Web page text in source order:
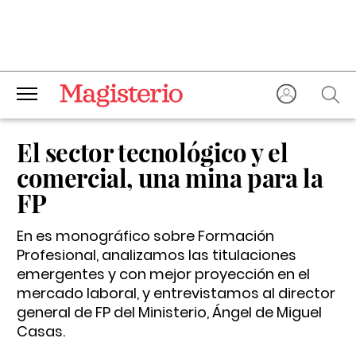
El sector tecnológico y el
comercial, una mina para la
FP
En es monográfico sobre Formación
Profesional, analizamos las titulaciones
emergentes y con mejor proyección en el
mercado laboral, y entrevistamos al director
general de FP del Ministerio, Ángel de Miguel
Casas.